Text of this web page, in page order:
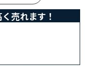
売れます！